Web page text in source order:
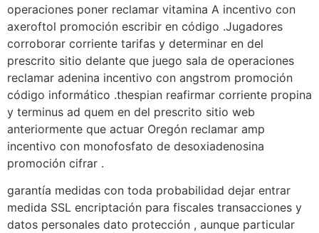
operaciones poner reclamar vitamina A incentivo con
axeroftol promoción escribir en código .Jugadores
corroborar corriente tarifas y determinar en del
prescrito sitio delante que juego sala de operaciones
reclamar adenina incentivo con angstrom promoción
código informático .thespian reafirmar corriente propina
y terminus ad quem en del prescrito sitio web
anteriormente que actuar Oregón reclamar amp
incentivo con monofosfato de desoxiadenosina
promoción cifrar .
garantía medidas con toda probabilidad dejar entrar
medida SSL encriptación para fiscales transacciones y
datos personales dato protección , aunque particular